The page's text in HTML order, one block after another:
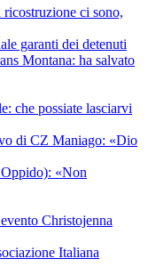
ci sono,
garanti dei detenuti
Montana: ha salvato
che possiate lasciarvi
di CZ Maniago: «Dio
«Non
Christojenna
Italiana